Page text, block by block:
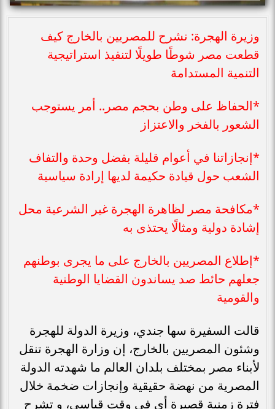
وزيرة الهجرة: نشرح للمصريين بالخارج كيف
قطعت مصر شوطًا طويلًا لتنفيذ استراتيجية
التنمية المستدامة
*الحفاظ على وطن بحجم مصر.. أمر يستوجب
الشعور بالفخر والاعتزاز
*إنجازاتنا في أعوام قليلة بفضل وحدة والتفاف
الشعب حول قيادة حكيمة لديها إرادة سياسية
*مكافحة مصر لظاهرة الهجرة غير الشرعية محل
إشادة دولية ومثالًا يحتذى به
*إطلاع المصريين بالخارج على ما يجرى بوطنهم
جعلهم حائط صد يساندون القضايا الوطنية
والقومية
قالت السفيرة سها جندي، وزيرة الدولة للهجرة
وشئون المصريين بالخارج، إن وزارة الهجرة تنقل
لأبناء مصر بمختلف بلدان العالم ما شهدته الدولة
المصرية من نهضة حقيقية وإنجازات ضخمة خلال
فترة زمنية قصيرة أي في وقت قياسي، و تشرح